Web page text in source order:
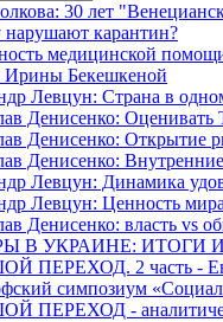
30 лет
карантин?
медицинской
Ирины Бекешкеной
Левцун: Страна в
Денисенко: Оценивать
Денисенко: Открытие
Денисенко:
Левцун: Динамика
Левцун: Ценность
Денисенко: власть vs
В УКРАИНЕ: ИТОГИ
ПЕРЕХОД. 2 часть -
симпозиум
ПЕРЕХОД -